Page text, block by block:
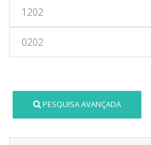
1202
0202
PESQUISA AVANÇADA